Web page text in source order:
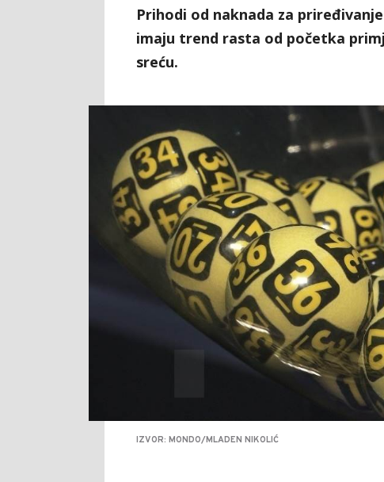
Prihodi od naknada za
imaju trend rasta od početka
sreću.
IZVOR: MONDO/MLADEN NIKOLIĆ